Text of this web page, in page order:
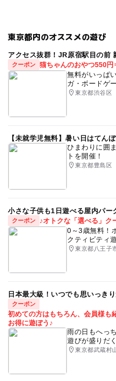
東京都内のオススメの遊び
アクセス抜群！JR原宿駅目の前
クーポン 猫ちゃんのおやつ550
無料がいっぱ
ガ・ボードゲ
東京都渋谷区
【未就学児無料】暑い日はてん
ひまわりに囲
トを開催！
東京都豊島区
小さな子供も1日遊べる屋内パー
クーポン
♪オトクな「選べる」ク
0～3歳無料！
クティビティ
東京都八王子
日本最大級！いつでも思いっき
クーポン
初めての方はもちろん、会員様も
お得に遊ぼう♪
雨の日もへっ
遊びが盛りだ
東京都武蔵村